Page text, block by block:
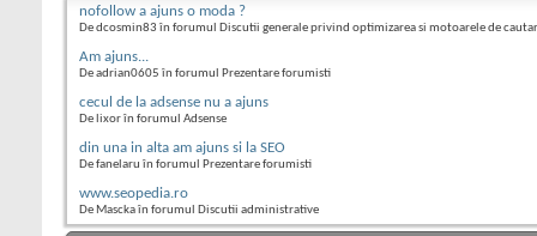
nofollow a ajuns o moda ?
De dcosmin83 în forumul Discutii generale privind optimizarea si motoarele de
Am ajuns...
De adrian0605 în forumul Prezentare forumisti
cecul de la adsense nu a ajuns
De lixor în forumul Adsense
din una in alta am ajuns si la SEO
De fanelaru în forumul Prezentare forumisti
www.seopedia.ro
De Mascka în forumul Discutii administrative